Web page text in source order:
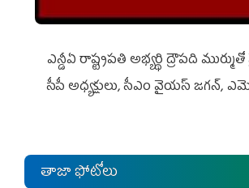
ఎన్డీఏ రాష్ట్ర‌ప‌తి అభ్య‌ర్థి ద్రౌప‌ది
సీపీ అధ్య‌క్షులు, సీఎం వైయ‌స్ జ‌గ‌న్,
తాజా ఫోటోలు